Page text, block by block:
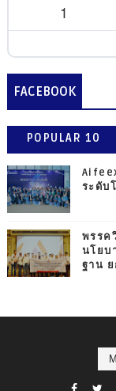
1
FACEBOOK
POPULAR 10
ระดับ
พรรค
นโยบ
ฐาน